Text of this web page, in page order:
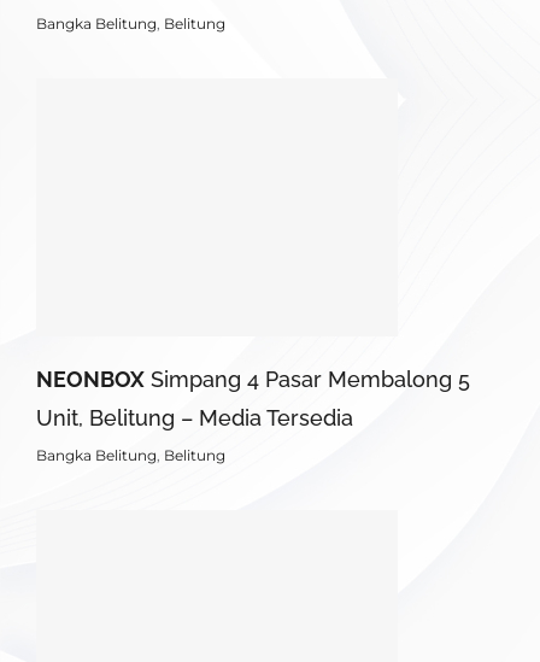
Bangka Belitung Belitung
NEONBOX Simpang 4 Pasar Membalong 5
Unit, Belitung – Media Tersedia
Bangka Belitung Belitung